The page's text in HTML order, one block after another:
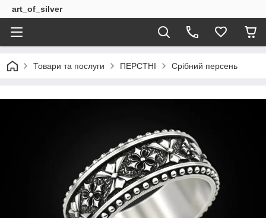
art_of_silver
Товари та послуги ПЕРСТНІ Срібний персень